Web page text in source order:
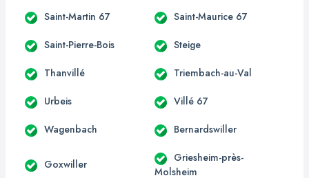
Saint-Martin 67 Saint-Maurice 67
Saint-Pierre-Bois Steige
Thanvillé Triembach-au-Val
Urbeis Villé 67
Wagenbach Bernardswiller
Goxwiller
Griesheim-près-
Molsheim